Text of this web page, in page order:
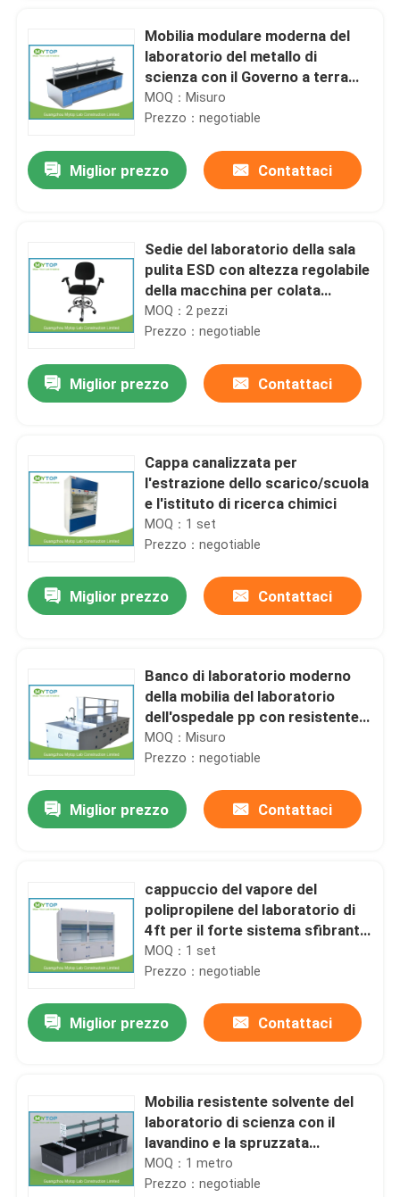
Prodotti
Circa noi
Mobilia modulare moderna del
laboratorio del metallo di
scienza con il Governo a terra
pieno
MOQ：Misuro
Prezzo：negotiable
Miglior prezzo Contattaci
Sedie del laboratorio della sala
pulita ESD con altezza regolabile
della macchina per colata
continua e del bracciolo di
cinque stelle
MOQ：2 pezzi
Prezzo：negotiable
Miglior prezzo Contattaci
Cappa canalizzata per
l'estrazione dello scarico/scuola
e l'istituto di ricerca chimici
MOQ：1 set
Prezzo：negotiable
Miglior prezzo Contattaci
Banco di laboratorio moderno
della mobilia del laboratorio
dell'ospedale pp con resistente
agli'acidi del lavandino
MOQ：Misuro
Prezzo：negotiable
Miglior prezzo Contattaci
cappuccio del vapore del
polipropilene del laboratorio di
4ft per il forte sistema sfibrante
di prova dell'alcali e dell'acido
MOQ：1 set
Prezzo：negotiable
Miglior prezzo Contattaci
Mobilia resistente solvente del
laboratorio di scienza con il
lavandino e la spruzzata
dell'acqua
MOQ：1 metro
Prezzo：negotiable